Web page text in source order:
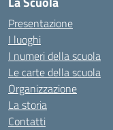
Presentazione
I luoghi
I numeri della scuola
Le carte della scuola
Organizzazione
La storia
Contatti